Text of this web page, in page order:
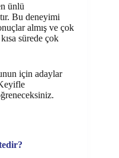
ünlü
Bu deneyimi
almış ve çok
sürede çok
için adaylar